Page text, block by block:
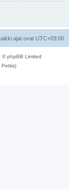
ajat ovat UTC+03:00
© phpBB Limited
Pettis)